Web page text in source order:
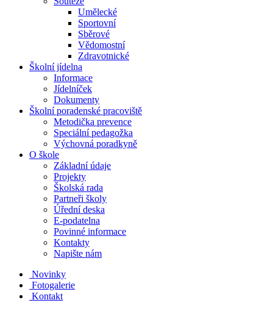
Umělecké
Sportovní
Sběrové
Vědomostní
Zdravotnické
Školní jídelna
Informace
Jídelníček
Dokumenty
Školní poradenské pracoviště
Metodička prevence
Speciální pedagožka
Výchovná poradkyně
O škole
Základní údaje
Projekty
Školská rada
Partneři školy
Úřední deska
E-podatelna
Povinné informace
Kontakty
Napište nám
Novinky
Fotogalerie
Kontakt